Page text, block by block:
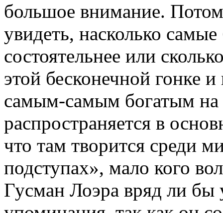
большое внимание.
увидеть, насколько
состоятельнее или
этой бесконечной гонке и
самым-самым богатым на
распространяется в
что там творится среди
подступах», мало кого
Гусман Лоэра вряд ли бы